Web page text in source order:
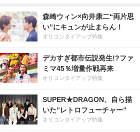
森崎ウィン×向井康二“両片思
い”にキュンが止まらん！
オリコンタイアップ特集
デカすぎ都市伝説発生!?ファ
ミマ45％増量作戦再来
オリコンタイアップ特集
SUPER★DRAGON、自ら描
いた”レトロフューチャー”
オリコンタイアップ特集